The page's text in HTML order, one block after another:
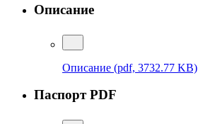
Описание
Описание (pdf, 3732.77 KB)
Паспорт PDF